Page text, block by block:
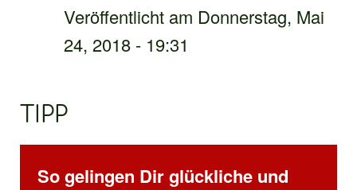
Veröffentlicht am Donnerstag, Mai
24, 2018 - 19:31
TIPP
So gelingen Dir glückliche und